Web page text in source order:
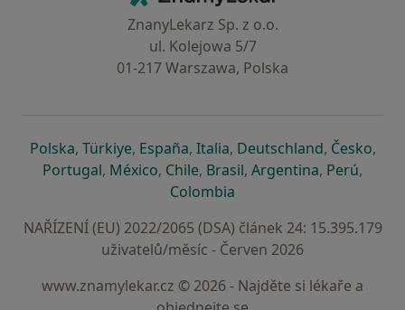
ZnanyLekarz Sp. z o.o.
ul. Kolejowa 5/7
01-217 Warszawa, Polska
Polskase otevře v nové záložce
, Türkiyese otevře v nové záložce
, Españase otevře v nové záložce
, Italiase otevře v nové záložce
, Deutschlandse otevře v
, Českose
,
Portugalse otevře v nové záložce
, Méxicose otevře v nové záložce
, Chilese otevře v nové záložce
, Brasilse otevře v nové
, Argentinase otevře v
, Perúse
,
Colombia
NAŘÍZENÍ (EU) 2022/2065 (DSA) článek 24: 15.395.179
uživatelů/měsíc - Červen 2026
www.znamylekar.cz © 2026 - Najděte si lékaře a